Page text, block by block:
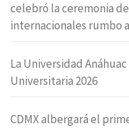
celebró la ceremonia
internacionales rumbo
La Universidad
Universitaria 2026
CDMX albergará el